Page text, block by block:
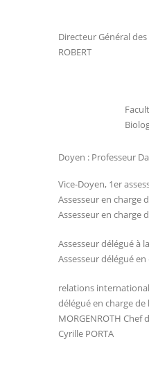
Directeur Général
ROBERT
Doyen : Professeur
Vice-Doyen, 1er
Assesseur en charge
Assesseur en charge
Assesseur délégué à
Assesseur délégué
relations
délégué en charge
MORGENROTH
Cyrille PORTA